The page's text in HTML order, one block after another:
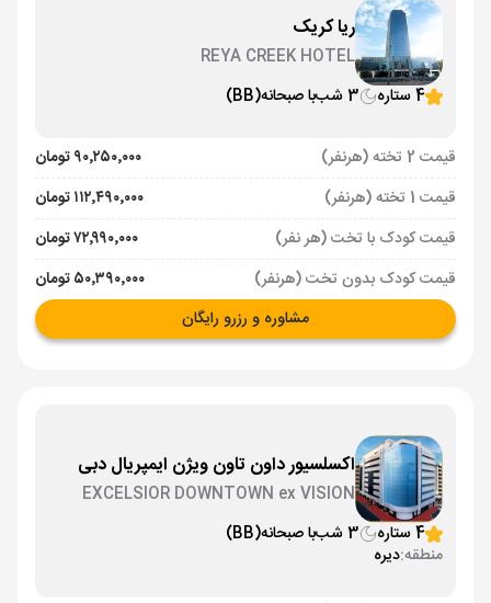
ریا کریک
REYA CREEK HOTEL
4 ستاره
3 شب با صبحانه(BB)
قیمت 2 تخته (هرنفر)
۹۰٬۲۵۰٬۰۰۰ تومان
قیمت 1 تخته (هرنفر)
۱۱۲٬۴۹۰٬۰۰۰ تومان
قیمت کودک با تخت (هر نفر)
۷۲٬۹۹۰٬۰۰۰ تومان
قیمت کودک بدون تخت (هرنفر)
۵۰٬۳۹۰٬۰۰۰ تومان
مشاوره و رزرو رایگان
اکسلسیور داون تاون ویژن ایمپریال دبی
EXCELSIOR DOWNTOWN ex VISION
4 ستاره 3 شب با صبحانه(BB)
منطقه:دیره